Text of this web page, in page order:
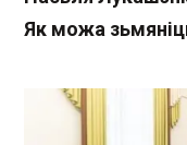
Як можа